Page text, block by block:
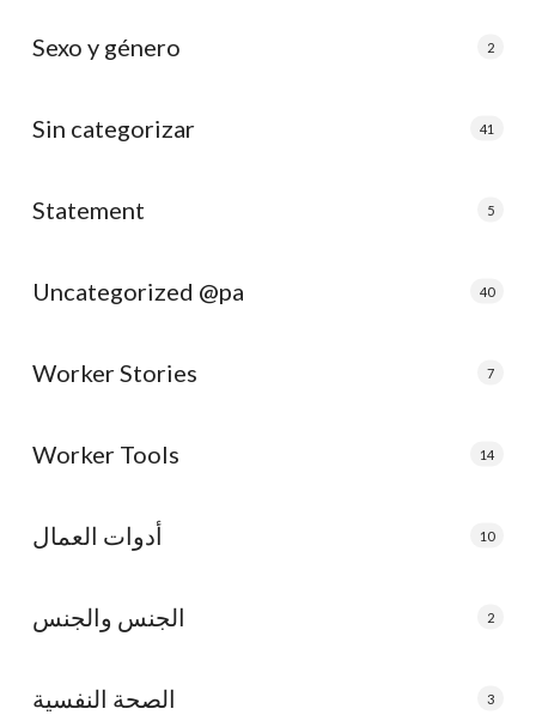
Sexo y género 2
Sin categorizar 41
Statement 5
Uncategorized @pa 40
Worker Stories 7
Worker Tools 14
أدوات العمال 10
الجنس والجنس 2
الصحة النفسية 3